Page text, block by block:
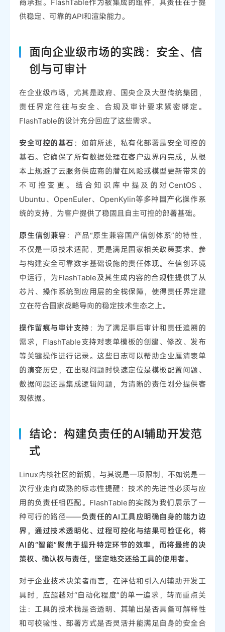
商承担。FlashTable作为被集成的组件，其责任在于提
供稳定、可靠的API和渲染能力。
面向企业级市场的实践：安全、信
创与可审计
在企业级市场，尤其是政府、国央企及大型传统集团，
责任界定往往与安全、合规及审计要求紧密绑定。
FlashTable的设计充分回应了这些需求。
安全可控的基石 ：如前所述，私有化部署是安全可控的
基石。它确保了所有数据处理在客户边界内完成，从根
本上规避了云服务供应商的潜在风险或模型更新带来的
不可控变更。结合知识库中提及的对CentOS、
Ubuntu、OpenEuler、OpenKylin等多种国产化操作系
统的支持，为客户提供了稳固且自主可控的部署基础。
原生信创兼容 ：产品“原生兼容国产信创体系”的特性，
不仅是一项技术适配，更是满足国家相关政策要求、参
与构建安全可靠数字基础设施的责任体现。在信创环境
中运行，为FlashTable及其生成内容的合规性提供了从
芯片、操作系统到应用层的全栈保障，使得责任界定建
立在符合国家战略导向的稳定技术生态之上。
操作留痕与审计支持 ：为了满足事后审计和责任追溯的
需求，FlashTable支持对表单模板的创建、修改、发布
等关键操作进行记录。这些日志可以帮助企业厘清表单
的演变历史，在出现问题时快速定位是模板配置问题、
数据问题还是集成逻辑问题，为清晰的责任划分提供客
观依据。
结论：构建负责任的AI辅助开发范
式
Linux内核社区的新规，与其说是一项限制，不如说是一
次行业走向成熟的标志性提醒：技术的先进性必须与应
用的负责任相匹配。FlashTable的实践为我们展示了一
种可行的路径——负责任的AI工具应明确自身的能力边
界，通过技术透明化、过程可控化与结果可验证化，将
AI的“智能”聚焦于提升特定环节的效率，而将最终的决
策权、确认权与责任，坚定地交还给工具的使用者。
对于企业技术决策者而言，在评估和引入AI辅助开发工
具时，应超越对“自动化程度”的单一追求，转而重点关
注：工具的技术栈是否透明、其输出是否具备可解释性
和可校验性、部署方式是否灵活并能满足自身的安全合